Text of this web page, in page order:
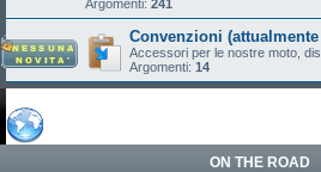
Argomenti: 241
Convenzioni
Accessori per le nostre moto,
Argomenti: 14
ON THE ROAD